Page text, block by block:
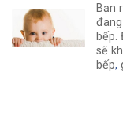
Bạn
bếp.
sẽ
bếp,